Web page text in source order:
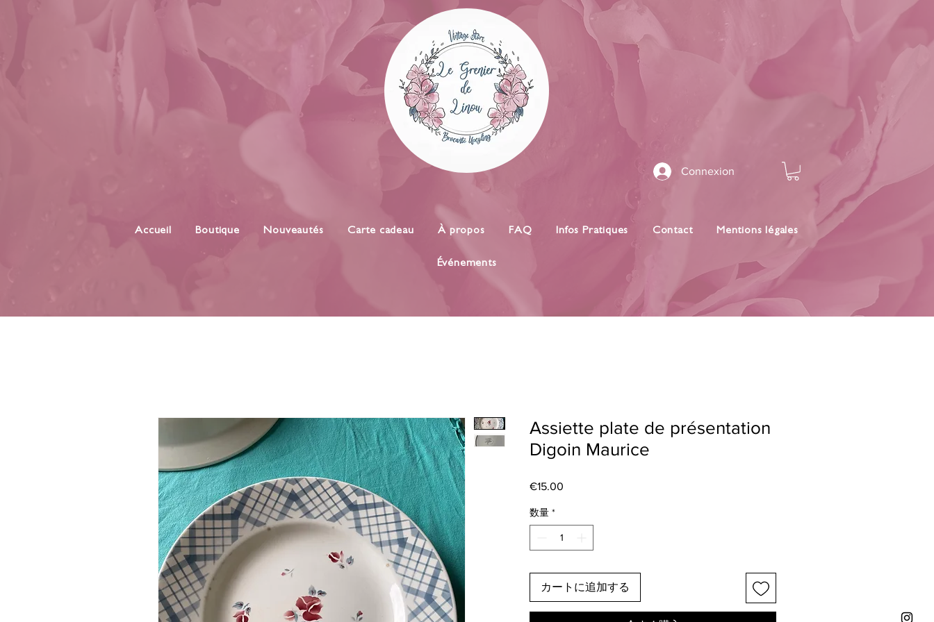
Connexion
Accueil Boutique Nouveautés Carte cadeau À propos FAQ Infos Pratiques Contact Mentions légales
Événements
Assiette plate de présentation
Digoin Maurice
€15.00
数量 *
カートに追加する